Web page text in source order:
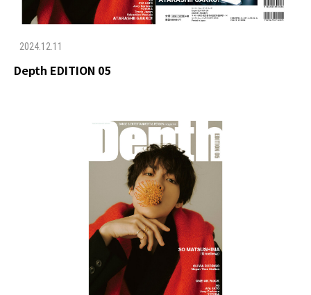
2024.12.11
Depth EDITION 05